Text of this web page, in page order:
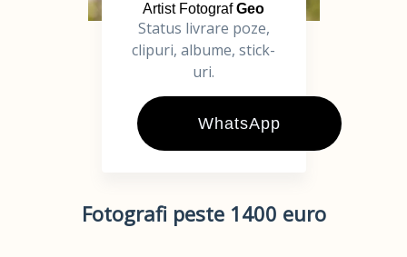
Artist FotografGeo
Status livrare poze,
clipuri, albume, stick-
uri.
WhatsApp
Fotografi peste 1400 euro